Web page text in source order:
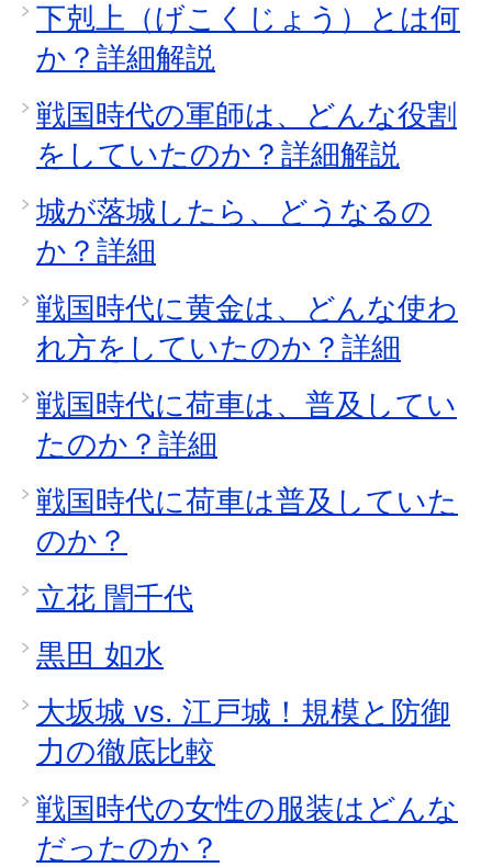
下剋上（げこくじょう）とは何
か？詳細解説
戦国時代の軍師は、どんな役割
をしていたのか？詳細解説
城が落城したら、どうなるの
か？詳細
戦国時代に黄金は、どんな使わ
れ方をしていたのか？詳細
戦国時代に荷車は、普及してい
たのか？詳細
戦国時代に荷車は普及していた
のか？
立花 誾千代
黒田 如水
大坂城 vs. 江戸城！規模と防御
力の徹底比較
戦国時代の女性の服装はどんな
だったのか？